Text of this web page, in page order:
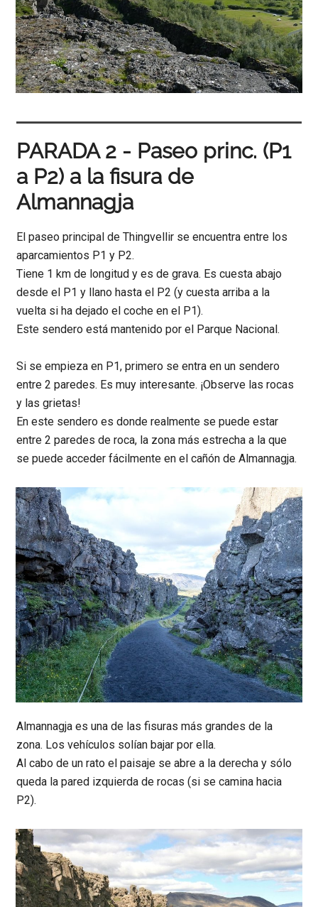
PARADA 2 - Paseo princ. (P1
a P2) a la fisura de
Almannagja
El paseo principal de Thingvellir se encuentra entre los
aparcamientos P1 y P2.
Tiene 1 km de longitud y es de grava. Es cuesta abajo
desde el P1 y llano hasta el P2 (y cuesta arriba a la
vuelta si ha dejado el coche en el P1).
Este sendero está mantenido por el Parque Nacional.
Si se empieza en P1, primero se entra en un sendero
entre 2 paredes. Es muy interesante. ¡Observe las rocas
y las grietas!
En este sendero es donde realmente se puede estar
entre 2 paredes de roca, la zona más estrecha a la que
se puede acceder fácilmente en el cañón de Almannagja.
Almannagja es una de las fisuras más grandes de la
zona. Los vehículos solían bajar por ella.
Al cabo de un rato el paisaje se abre a la derecha y sólo
queda la pared izquierda de rocas (si se camina hacia
P2).